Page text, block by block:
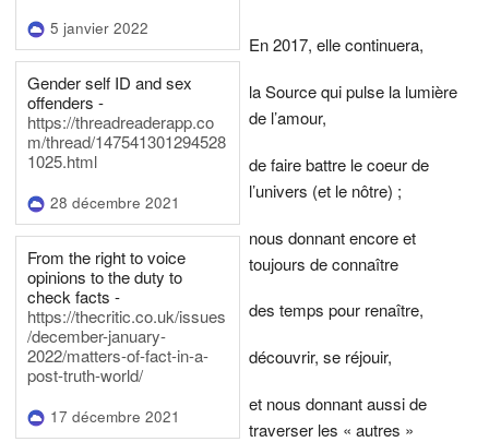
5 janvier 2022
Gender self ID and sex
offenders -
https://threadreaderapp.co
m/thread/147541301294528
1025.html
28 décembre 2021
From the right to voice
opinions to the duty to
check facts -
https://thecritic.co.uk/issues
/december-january-
2022/matters-of-fact-in-a-
post-truth-world/
17 décembre 2021
En 2017, elle continuera,
la Source qui pulse la lumière
de l’amour,
de faire battre le coeur de
l’univers (et le nôtre) ;
nous donnant encore et
toujours de connaître
des temps pour renaître,
découvrir, se réjouir,
et nous donnant aussi de
traverser les « autres »